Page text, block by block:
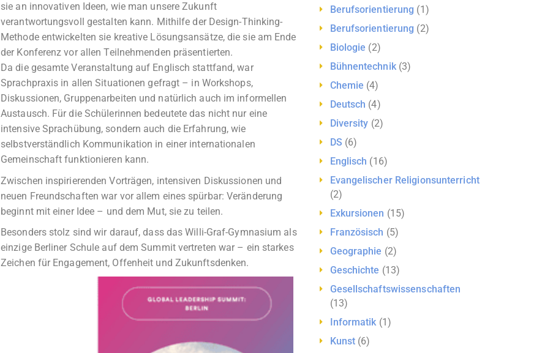
sie an innovativen Ideen, wie man unsere Zukunft
verantwortungsvoll gestalten kann. Mithilfe der Design-Thinking-
Methode entwickelten sie kreative Lösungsansätze, die sie am Ende
der Konferenz vor allen Teilnehmenden präsentierten.
Da die gesamte Veranstaltung auf Englisch stattfand, war
Sprachpraxis in allen Situationen gefragt – in Workshops,
Diskussionen, Gruppenarbeiten und natürlich auch im informellen
Austausch. Für die Schülerinnen bedeutete das nicht nur eine
intensive Sprachübung, sondern auch die Erfahrung, wie
selbstverständlich Kommunikation in einer internationalen
Gemeinschaft funktionieren kann.
Zwischen inspirierenden Vorträgen, intensiven Diskussionen und
neuen Freundschaften war vor allem eines spürbar: Veränderung
beginnt mit einer Idee – und dem Mut, sie zu teilen.
Besonders stolz sind wir darauf, dass das Willi-Graf-Gymnasium als
einzige Berliner Schule auf dem Summit vertreten war – ein starkes
Zeichen für Engagement, Offenheit und Zukunftsdenken.
Berufsorientierung (1)
Berufsorientierung (2)
Biologie (2)
Bühnentechnik(3)
Chemie (4)
Deutsch (4)
Diversity (2)
DS (6)
Englisch (16)
Evangelischer Religionsunterricht
(2)
Exkursionen (15)
Französisch (5)
Geographie (2)
Geschichte (13)
Gesellschaftswissenschaften
(13)
Informatik (1)
Kunst (6)